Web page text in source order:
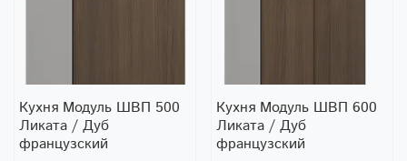
Кухня Модуль ШВП 500
Ликата / Дуб
французский
Кухня Модуль ШВП 600
Ликата / Дуб
французский